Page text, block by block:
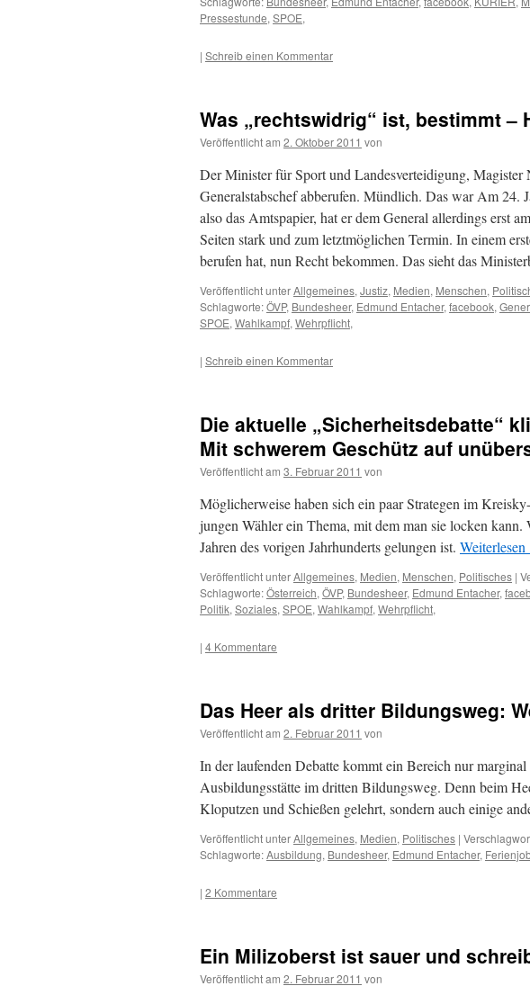
Pressestunde, SPOE,
| Schreib einen Kommentar
Was „rechtswidrig“ ist, bestimmt –
Veröffentlicht am 2. Oktober 2011 von
Der Minister für Sport und Landesverteidigung, Magister
Generalstabschef abberufen. Mündlich. Das war Am 24.
also das Amtspapier, hat er dem General allerdings erst
Seiten stark und zum letztmöglichen Termin. In einem
berufen hat, nun Recht bekommen. Das sieht das
Veröffentlicht unterAllgemeines, Justiz, Medien, Menschen,
Schlagworte:ÖVP, Bundesheer, Edmund Entacher, facebook,
SPOE, Wahlkampf, Wehrpflicht,
| Schreib einen Kommentar
Die aktuelle „Sicherheitsdebatte“
Mit schwerem Geschütz auf
Veröffentlicht am 3. Februar 2011 von
Möglicherweise haben sich ein paar Strategen im
jungen Wähler ein Thema, mit dem man sie locken
Jahren des vorigen Jahrhunderts gelungen ist. Weiterlesen
Veröffentlicht unterAllgemeines, Medien, Menschen, Politisches |
Schlagworte:Österreich, ÖVP, Bundesheer, Edmund Entacher,
Politik, Soziales, SPOE, Wahlkampf, Wehrpflicht,
| 4 Kommentare
Das Heer als dritter Bildungsweg:
Veröffentlicht am 2. Februar 2011 von
In der laufenden Debatte kommt ein Bereich nur
Ausbildungsstätte im dritten Bildungsweg. Denn beim
Kloputzen und Schießen gelehrt, sondern auch einige
Veröffentlicht unterAllgemeines, Medien, Politisches |
Schlagworte:Ausbildung, Bundesheer, Edmund Entacher,
| 2 Kommentare
Ein Milizoberst ist sauer und
Veröffentlicht am 2. Februar 2011 von